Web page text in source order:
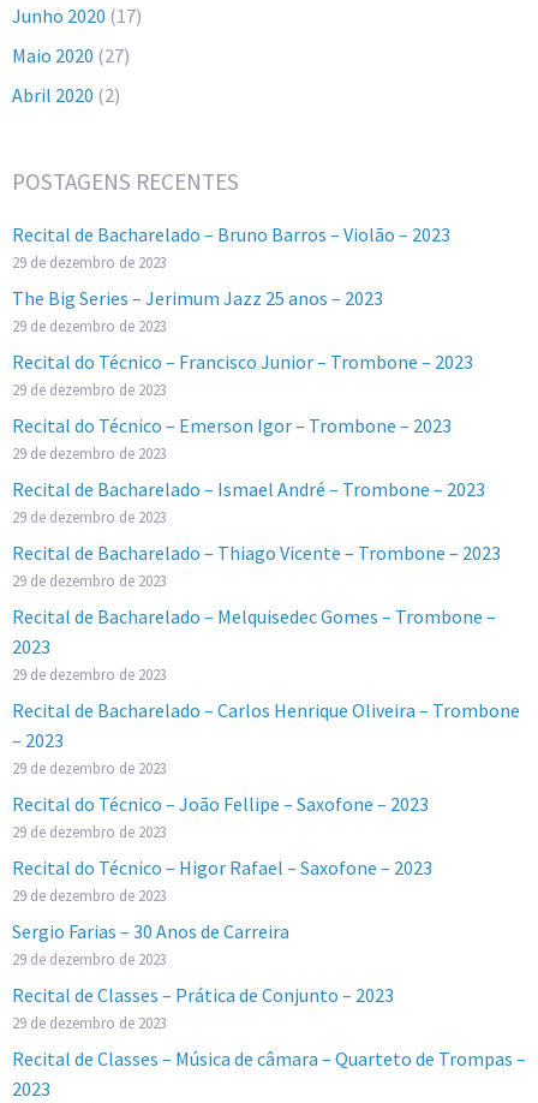
Junho 2020 (17)
Maio 2020 (27)
Abril 2020 (2)
POSTAGENS RECENTES
Recital de Bacharelado – Bruno Barros – Violão – 2023
29 de dezembro de 2023
The Big Series – Jerimum Jazz 25 anos – 2023
29 de dezembro de 2023
Recital do Técnico – Francisco Junior – Trombone – 2023
29 de dezembro de 2023
Recital do Técnico – Emerson Igor – Trombone – 2023
29 de dezembro de 2023
Recital de Bacharelado – Ismael André – Trombone – 2023
29 de dezembro de 2023
Recital de Bacharelado – Thiago Vicente – Trombone – 2023
29 de dezembro de 2023
Recital de Bacharelado – Melquisedec Gomes – Trombone –
2023
29 de dezembro de 2023
Recital de Bacharelado – Carlos Henrique Oliveira – Trombone
– 2023
29 de dezembro de 2023
Recital do Técnico – João Fellipe – Saxofone – 2023
29 de dezembro de 2023
Recital do Técnico – Higor Rafael – Saxofone – 2023
29 de dezembro de 2023
Sergio Farias – 30 Anos de Carreira
29 de dezembro de 2023
Recital de Classes – Prática de Conjunto – 2023
29 de dezembro de 2023
Recital de Classes – Música de câmara – Quarteto de Trompas –
2023